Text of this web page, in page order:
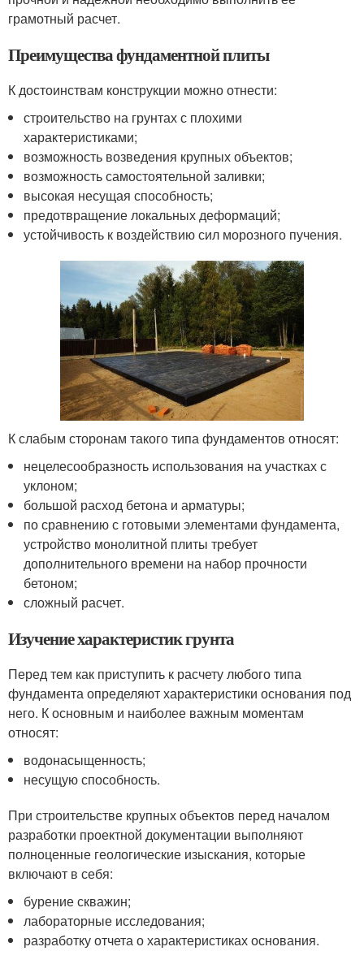
грамотный расчет.
Преимущества фундаментной плиты
К достоинствам конструкции можно отнести:
строительство на грунтах с плохими
характеристиками;
возможность возведения крупных объектов;
возможность самостоятельной заливки;
высокая несущая способность;
предотвращение локальных деформаций;
устойчивость к воздействию сил морозного пучения.
К слабым сторонам такого типа фундаментов относят:
нецелесообразность использования на участках с
уклоном;
большой расход бетона и арматуры;
по сравнению с готовыми элементами фундамента,
устройство монолитной плиты требует
дополнительного времени на набор прочности
бетоном;
сложный расчет.
Изучение характеристик грунта
Перед тем как приступить к расчету любого типа
фундамента определяют характеристики основания под
него. К основным и наиболее важным моментам
относят:
водонасыщенность;
несущую способность.
При строительстве крупных объектов перед началом
разработки проектной документации выполняют
полноценные геологические изыскания, которые
включают в себя:
бурение скважин;
лабораторные исследования;
разработку отчета о характеристиках основания.